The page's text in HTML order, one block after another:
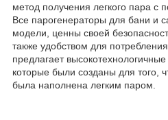
метод получения легкого пара с
Все парогенераторы для бани и
модели, ценны своей
также удобством для
предлагает
которые были созданы для того,
была наполнена легким паром.